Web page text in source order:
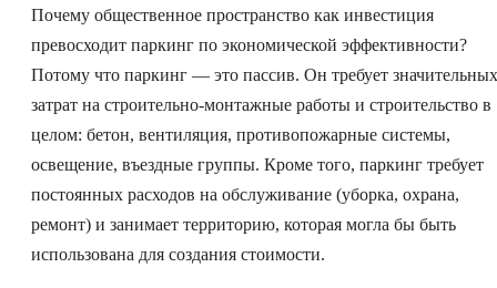
Почему общественное пространство как инвестиция
превосходит паркинг по экономической эффективности?
Потому что паркинг — это пассив. Он требует значительных
затрат на строительно-монтажные работы и строительство в
целом: бетон, вентиляция, противопожарные системы,
освещение, въездные группы. Кроме того, паркинг требует
постоянных расходов на обслуживание (уборка, охрана,
ремонт) и занимает территорию, которая могла бы быть
использована для создания стоимости.